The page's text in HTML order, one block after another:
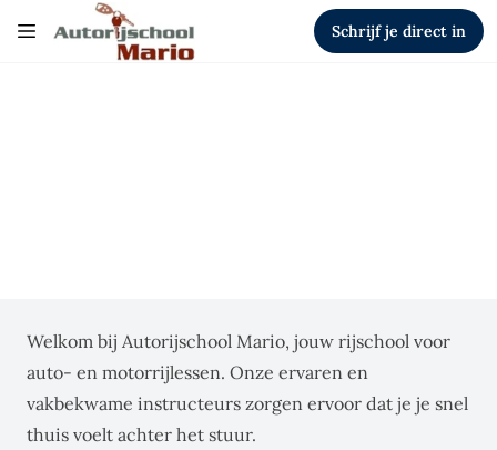
Schrijf je direct in
Welkom bij Autorijschool Mario, jouw rijschool voor
auto- en motorrijlessen. Onze ervaren en
vakbekwame instructeurs zorgen ervoor dat je je snel
thuis voelt achter het stuur.